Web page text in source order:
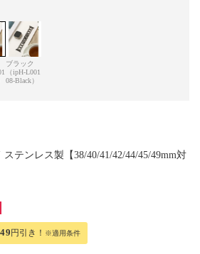
ブラック
（ipH-L001
08-Black）
テンレス製【38/40/41/42/44/45/49mm対
円引き！ ※適用条件